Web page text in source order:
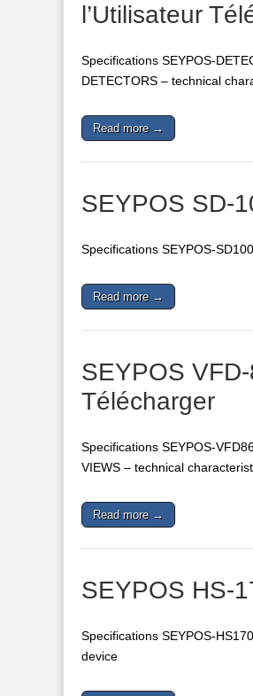
l’Utilisateur
Specifications SEYPOS-
DETECTORS – technical
Read more →
SEYPOS SD-
Specifications SEYPOS-
Read more →
SEYPOS
Télécharger
Specifications SEYPOS-
VIEWS – technical
Read more →
SEYPOS HS-
Specifications SEYPOS-
device